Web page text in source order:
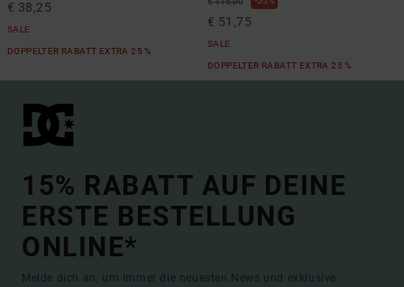
€ 38,25
SALE
DOPPELTER RABATT EXTRA 25 %
€ 51,75
SALE
DOPPELTER RABATT EXTRA 25 %
15% RABATT AUF DEINE
ERSTE BESTELLUNG
ONLINE*
Melde dich an, um immer die neuesten News und exklusive